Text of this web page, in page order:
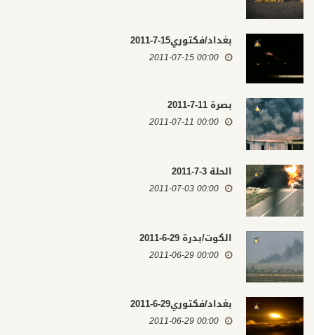
بغداد/فكتوري15-7-2011
00:00 2011-07-15
بصرة 11-7-2011
00:00 2011-07-11
الحلة 3-7-2011
00:00 2011-07-03
الكوت/بدرة 29-6-2011
00:00 2011-06-29
بغداد/فكتوري29-6-2011
00:00 2011-06-29